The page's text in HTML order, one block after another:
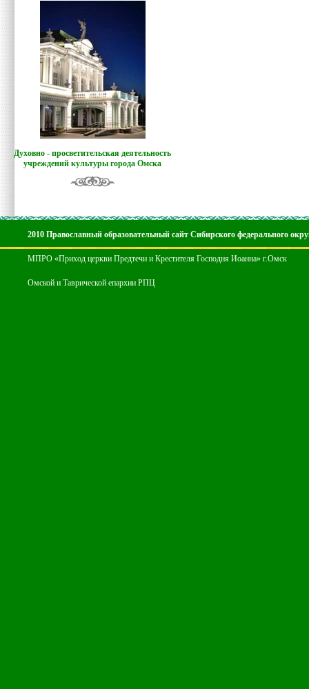
Духовно - просветительская деятельность
учреждений культуры города Омска
2010 Православный образовательный сайт Сибирского федерального
МПРО «Приход церкви Предтечи и Крестителя Господня Иоанна» г.Омск
Омской и Таврической епархии РПЦ